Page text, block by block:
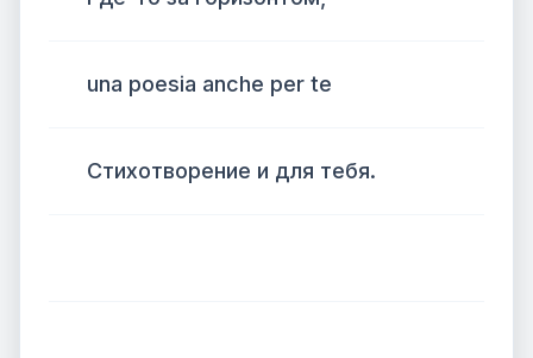
una poesia anche per te
Стихотворение и для тебя.